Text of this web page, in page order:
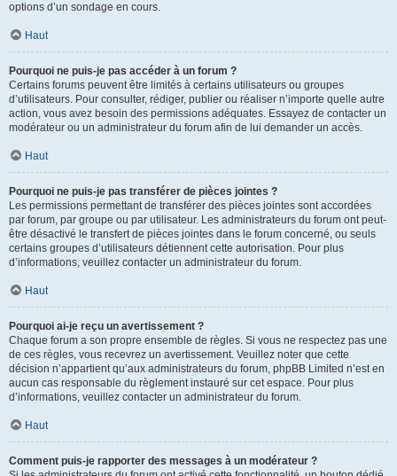
options d’un sondage en cours.
Haut
Pourquoi ne puis-je pas accéder à un forum ?
Certains forums peuvent être limités à certains utilisateurs ou groupes
d’utilisateurs. Pour consulter, rédiger, publier ou réaliser n’importe quelle autre
action, vous avez besoin des permissions adéquates. Essayez de contacter un
modérateur ou un administrateur du forum afin de lui demander un accès.
Haut
Pourquoi ne puis-je pas transférer de pièces jointes ?
Les permissions permettant de transférer des pièces jointes sont accordées
par forum, par groupe ou par utilisateur. Les administrateurs du forum ont peut-
être désactivé le transfert de pièces jointes dans le forum concerné, ou seuls
certains groupes d’utilisateurs détiennent cette autorisation. Pour plus
d’informations, veuillez contacter un administrateur du forum.
Haut
Pourquoi ai-je reçu un avertissement ?
Chaque forum a son propre ensemble de règles. Si vous ne respectez pas une
de ces règles, vous recevrez un avertissement. Veuillez noter que cette
décision n’appartient qu’aux administrateurs du forum, phpBB Limited n’est en
aucun cas responsable du règlement instauré sur cet espace. Pour plus
d’informations, veuillez contacter un administrateur du forum.
Haut
Comment puis-je rapporter des messages à un modérateur ?